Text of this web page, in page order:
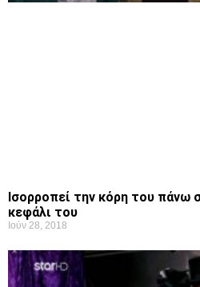
Ισορροπεί την κόρη του πάνω
κεφάλι του
Ιούν 28, 2018